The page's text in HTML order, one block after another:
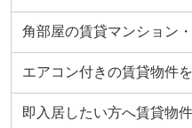
角部屋の賃貸マンション
エアコン付きの賃貸物件
即入居したい方へ賃貸物